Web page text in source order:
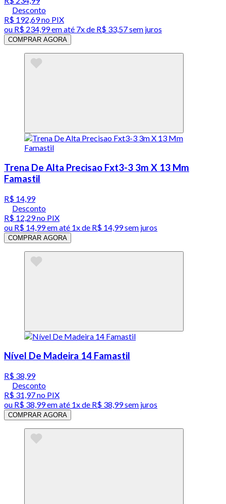
Desconto
R$ 192,69no PIX
ou R$ 234,99em até 7x de R$ 33,57 sem juros
COMPRAR AGORA
Trena De Alta Precisao Fxt3-3 3m X 13 Mm
Famastil
R$ 14,99
Desconto
R$ 12,29no PIX
ou R$ 14,99em até 1x de R$ 14,99sem juros
COMPRAR AGORA
Nível De Madeira 14 Famastil
R$ 38,99
Desconto
R$ 31,97no PIX
ou R$ 38,99em até 1x de R$ 38,99sem juros
COMPRAR AGORA